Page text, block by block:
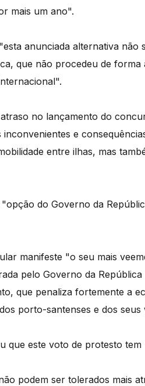
mais um ano".
anunciada alternativa
que não procedeu de forma
no lançamento do
e
entre ilhas, mas
do Governo da
manifeste "o seu mais
pelo Governo da
que penaliza fortemente a
porto-santenses e dos seus
que este voto de protesto
podem ser tolerados mais